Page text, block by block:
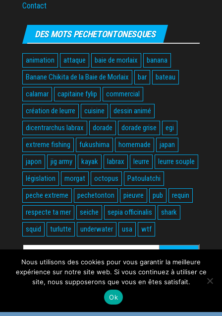
Contact
DES MOTS PECHETONTONESQUES
animation attaque baie de morlaix
banana
Banane Chikita de la Baie de Morlaix
bar
bateau
calamar
capitaine fylip
commercial
création de leurre
cuisine
dessin animé
dicentrarchus labrax
dorade dorade grise
egi
extreme fishing
fukushima homemade
japan
japon
jig army kayak labrax leurre
leurre souple
législation
morgat octopus
Patoulatchi
peche extreme
pechetonton pieuvre pub
requin
respecte ta mer
seiche sepia officinalis
shark
squid
turlutte underwater usa wtf
Rechercher :
WordPress
Nous utilisons des cookies pour vous garantir la meilleure
expérience sur notre site web. Si vous continuez à utiliser ce
site, nous supposerons que vous en êtes satisfait.
Ok